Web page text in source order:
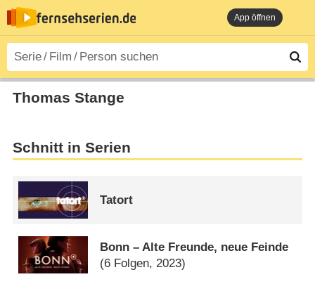
App öffnen
Thomas Stange
Schnitt in Serien
Tatort
Bonn – Alte Freunde, neue Feinde
(6 Folgen, 2023)